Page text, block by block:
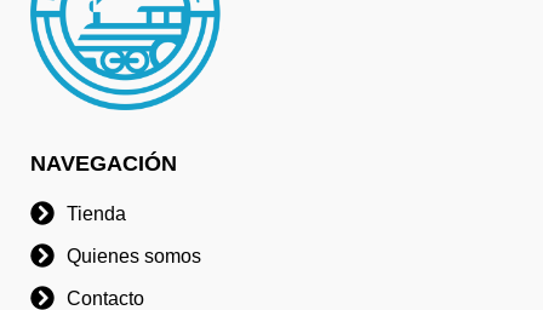
NAVEGACIÓN
Tienda
Quienes somos
Contacto